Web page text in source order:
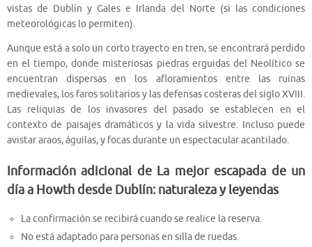
vistas de Dublín y Gales e Irlanda del Norte (si las condiciones
meteorológicas lo permiten).
Aunque está a solo un corto trayecto en tren, se encontrará perdido
en el tiempo, donde misteriosas piedras erguidas del Neolítico se
encuentran dispersas en los afloramientos entre las ruinas
medievales, los faros solitarios y las defensas costeras del siglo XVIII.
Las reliquias de los invasores del pasado se establecen en el
contexto de paisajes dramáticos y la vida silvestre. Incluso puede
avistar araos, águilas, y focas durante un espectacular acantilado.
Información adicional de La mejor escapada de un
día a Howth desde Dublín: naturaleza y leyendas
La confirmación se recibirá cuando se realice la reserva.
No está adaptado para personas en silla de ruedas.